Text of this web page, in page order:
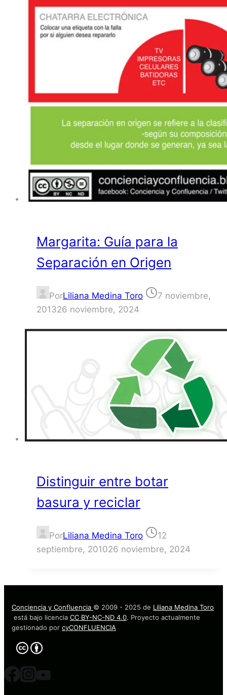
Margarita: Guía para la
Separación en Origen
PorLiliana Medina Toro
7 noviembre,
201326 noviembre, 2024
Distinguir entre botar
basura y reciclar
PorLiliana Medina Toro
12
septiembre, 201026 noviembre, 2024
Conciencia y Confluencia © 2009 - 2025 de Liliana Medina Toro
está bajo licencia CC BY-NC-ND 4.0. Proyecto actualmente
gestionado por cyCONFLUENCIA